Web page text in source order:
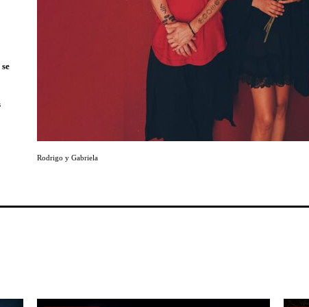
je
nejen
Rodrigo y Gabriela